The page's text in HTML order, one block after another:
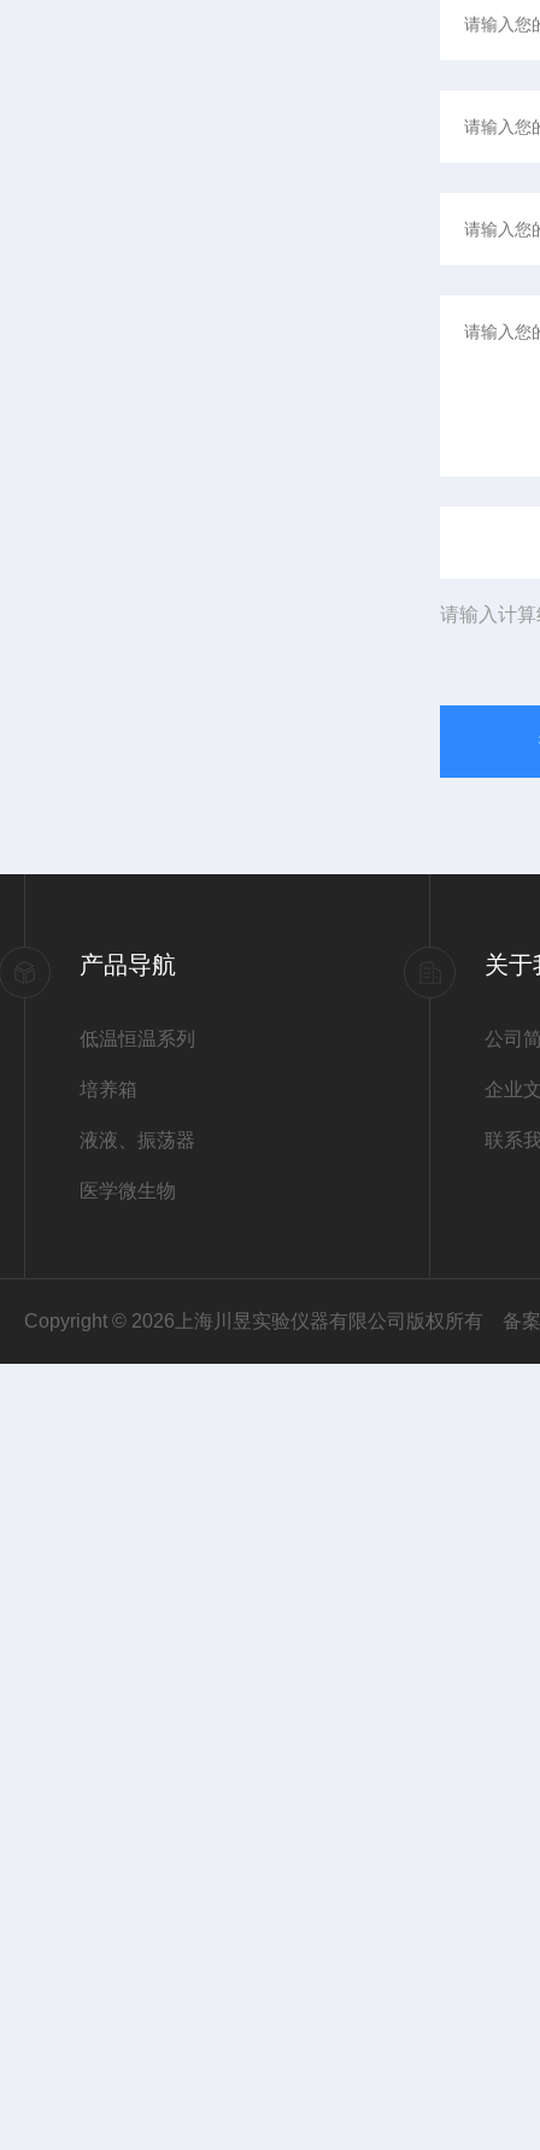
请输入计
产品导航
低温恒温系列
培养箱
液液、振荡器
医学微生物
关于
公司
企业
联系
Copyright © 2026上海川昱实验仪器有限公司版权所有 备